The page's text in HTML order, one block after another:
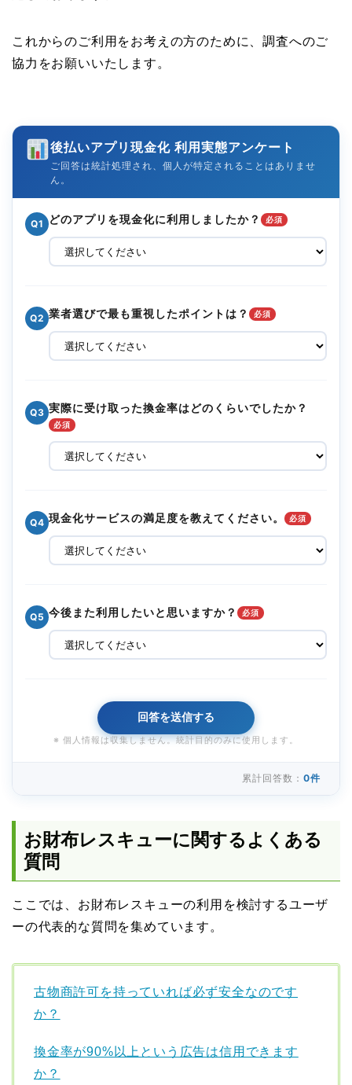
これからのご利用をお考えの方のために、調査へのご
協力をお願いいたします。
後払いアプリ現金化 利用実態アンケート
ご回答は統計処理され、個人が特定されることはありませ
ん。
Q1 どのアプリを現金化に利用しましたか？ 必須
Q2 業者選びで最も重視したポイントは？ 必須
Q3 実際に受け取った換金率はどのくらいでしたか？
必須
Q4 現金化サービスの満足度を教えてください。 必須
Q5 今後また利用したいと思いますか？ 必須
回答を送信する
※ 個人情報は収集しません。統計目的のみに使用します。
累計回答数： 0件
お財布レスキューに関するよくある
質問
ここでは、お財布レスキューの利用を検討するユーザ
ーの代表的な質問を集めています。
古物商許可を持っていれば必ず安全なのです
か？
換金率が90%以上という広告は信用できます
か？